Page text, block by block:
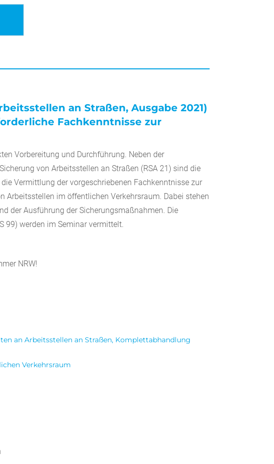
an Straßen, Ausgabe 2021)
Fachkenntnisse zur
Vorbereitung und Durchführung. Neben der
von Arbeitsstellen an Straßen (RSA 21) sind die
Vermittlung der vorgeschriebenen Fachkenntnisse zur
Arbeitsstellen im öffentlichen Verkehrsraum. Dabei stehen
der Ausführung der Sicherungsmaßnahmen. Die
99) werden im Seminar vermittelt.
NRW!
an Arbeitsstellen an Straßen, Komplettabhandlung
Verkehrsraum